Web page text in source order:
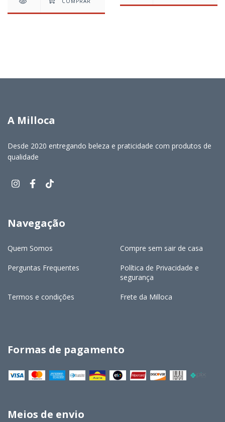
A Milloca
Desde 2020 entregando beleza e praticidade com produtos de
qualidade
Navegação
Quem Somos Compre sem sair de casa
Perguntas Frequentes
Política de Privacidade e
segurança
Termos e condições Frete da Milloca
Formas de pagamento
Meios de envio